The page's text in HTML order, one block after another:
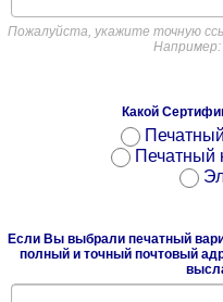
Пожалуйста, укажите точную
Например:
Какой
Печатный
Если Вы выбрали печатный
полный и точный почтовый